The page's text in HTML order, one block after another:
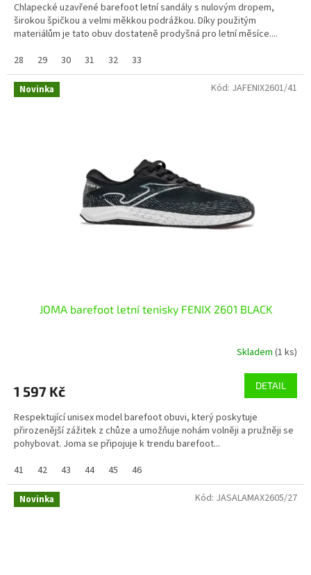
Chlapecké uzavřené barefoot letní sandály s nulovým dropem,
širokou špičkou a velmi měkkou podrážkou. Díky použitým
materiálům je tato obuv dostateně prodyšná pro letní měsíce....
28
29 30 31 32 33
Novinka
JOMA barefoot letní tenisky FENIX 2601 BLACK
Skladem (1 ks)
1 597 Kč DETAIL
Respektující unisex model barefoot obuvi, který poskytuje
přirozenější zážitek z chůze a umožňuje nohám volněji a pružněji se
pohybovat. Joma se připojuje k trendu barefoot...
41
42 43 44 45 46
Kód: JAFENIX2601/41
Novinka Kód: JASALAMAX2605/27